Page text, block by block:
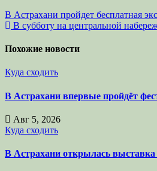
Навигация
по
записям
В Астрахани пройдет бесплатная
В субботу на центральной
Похожие новости
Куда сходить
В Астрахани впервые пройдёт
Авг 5, 2026
Куда сходить
В Астрахани открылась